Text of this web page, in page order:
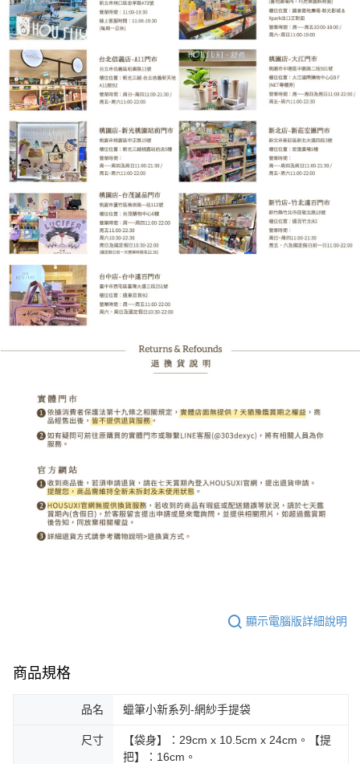
顯示電腦版詳細說明
商品規格
品名 蠟筆小新系列-網紗手提袋
尺寸
【袋身】：29cm x 10.5cm x 24cm。【提
把】：16cm。